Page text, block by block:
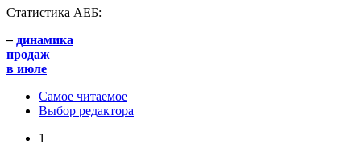
Статистика АЕБ:
– динамика
продаж
в июле
Самое читаемое
Выбор редактора
1